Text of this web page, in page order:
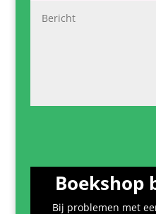
Boekshop
Bij problemen met